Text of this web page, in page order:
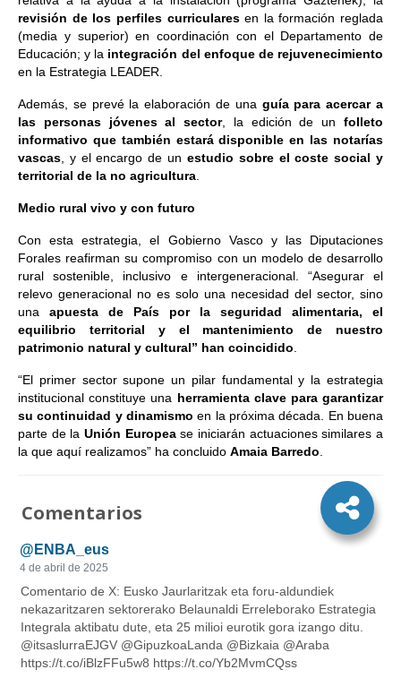
revisión de los perfiles curricularesen la formación reglada
(media y superior) en coordinación con el Departamento de
Educación; y la integración del enfoque de rejuvenecimiento
en la Estrategia LEADER.
Además, se prevé la elaboración de una guía para acercar a
las personas jóvenes al sector, la edición de unfolleto
informativo que también estará disponible en las notarías
vascas , y el encargo de un estudio sobre el coste social y
territorial de la no agricultura
Medio rural vivo y con futuro
Con esta estrategia, el Gobierno Vasco y las Diputaciones
Forales reafirman su compromiso con un modelo de desarrollo
rural sostenible, inclusivo e intergeneracional. “Asegurar el
relevo generacional no es solo una necesidad del sector, sino
una apuesta de País por la seguridad alimentaria, el
equilibrio territorial y el mantenimiento de nuestro
patrimonio natural y cultural” han coincidido
“El primer sector supone un pilar fundamental y la estrategia
institucional constituye una herramienta clave para garantizar
su continuidad y dinamismo en la próxima década. En buena
parte de la Unión Europease iniciarán actuaciones similares a
la que aquí realizamos” ha concluido Amaia Barredo
Comentarios